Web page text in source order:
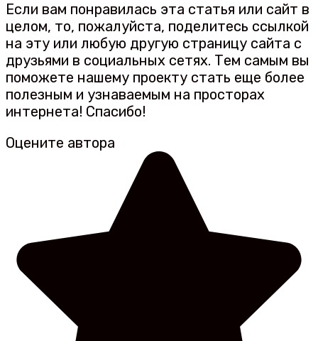
Если вам понравилась эта статья или сайт в
целом, то, пожалуйста, поделитесь ссылкой
на эту или любую другую страницу сайта с
друзьями в социальных сетях. Тем самым вы
поможете нашему проекту стать еще более
полезным и узнаваемым на просторах
интернета! Спасибо!
Оцените автора